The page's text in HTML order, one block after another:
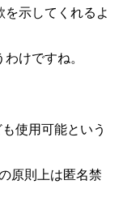
示してくれるよ
けですね。
使用可能という
原則上は匿名禁